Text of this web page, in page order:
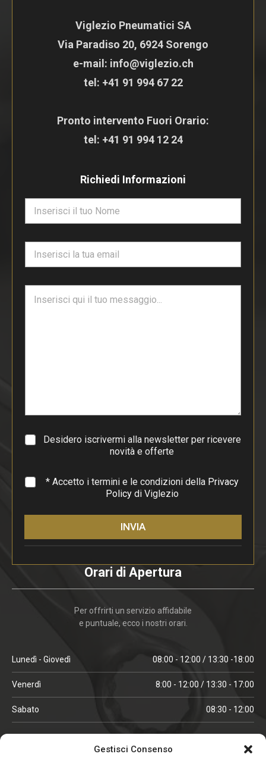
Gestisci Consenso
Viglezio Pneumatici SA
Via Paradiso 20, 6924 Sorengo
e-mail: info@viglezio.ch
tel: +41 91 994 67 22
Pronto intervento Fuori Orario:
tel: +41 91 994 12 24
Richiedi Informazioni
m
a
g
a
f
Desidero iscrivermi alla newsletter per ricevere
novità e offerte
* * Accetto i termini e le condizioni della Privacy
Policydi Viglezio
INVIA
Orari di Apertura
Per offrirti un servizio affidabile
e puntuale, ecco i nostri orari.
Lunedì - Giovedì 08:00 - 12:00 / 13:30 -18:00
Venerdì 8:00 - 12:00 / 13:30 - 17:00
Sabato 08:30 - 12:00
ORARI IN ALTA STAGIONE